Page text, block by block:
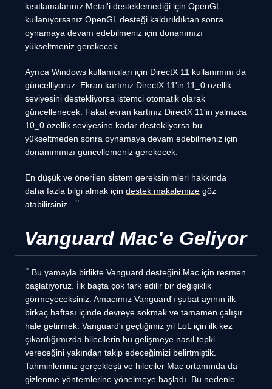
kısıtlamalarınız Metal'i desteklemediği için OpenGL
kullanıyorsanız OpenGL desteği kaldırıldıktan sonra
oynamaya devam edebilmeniz için donanımızı
yükseltmeniz gerekecek.
Ayrıca Windows kullanıcıları için DirectX 11 kullanımını da
güncelliyoruz. Ekran kartınız DirectX 11'in 11_0 özellik
seviyesini destekliyorsa istemci otomatik olarak
güncellenecek. Fakat ekran kartınız DirectX 11'in yalnızca
10_0 özellik seviyesine kadar destekliyorsa bu
yükseltmeden sonra oynamaya devam edebilmeniz için
donanımınızı güncellemeniz gerekecek.
En düşük ve önerilen sistem gereksinimleri hakkında
daha fazla bilgi almak için destek makalemize göz
atabilirsiniz.
Vanguard Mac'e Geliyor
Bu yamayla birlikte Vanguard desteğini Mac için resmen
başlatıyoruz. İlk başta çok fark edilir bir değişiklik
görmeyeceksiniz. Amacımız Vanguard'ı şubat ayının ilk
birkaç haftası içinde devreye sokmak ve tamamen çalışır
hale getirmek. Vanguard'ı geçtiğimiz yıl LoL için ilk kez
çıkardığımızda hilecilerin bu gelişmeye nasıl tepki
vereceğini yakından takip edeceğimizi belirtmiştik.
Tahminlerimiz gerçekleşti ve hileciler Mac ortamında da
gizlenme yöntemlerine yönelmeye başladı. Bu nedenle